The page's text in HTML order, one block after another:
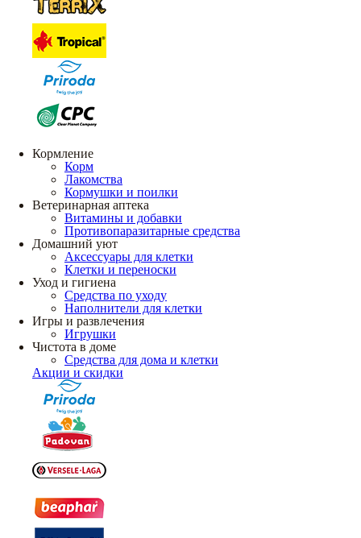
Кормление
Корм
Лакомства
Кормушки и поилки
Ветеринарная аптека
Витамины и добавки
Противопаразитарные средства
Домашний уют
Аксессуары для клетки
Клетки и переноски
Уход и гигиена
Средства по уходу
Наполнители для клетки
Игры и развлечения
Игрушки
Чистота в доме
Средства для дома и клетки
Акции и скидки